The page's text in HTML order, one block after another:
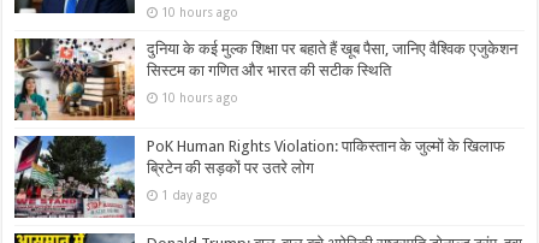
10 hours ago
दुनिया के कई मुल्क शिक्षा पर बहाते हैं खूब पैसा, जानिए वैश्विक एजुकेशन
सिस्टम का गणित और भारत की सटीक स्थिति
10 hours ago
PoK Human Rights Violation: पाकिस्तान के जुल्मों के खिलाफ
ब्रिटेन की सड़कों पर उतरे लोग
1 day ago